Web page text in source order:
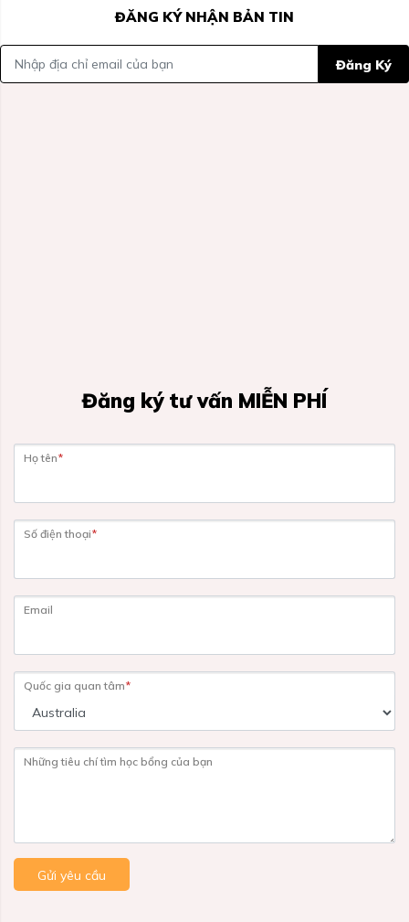
ĐĂNG KÝ NHẬN BẢN TIN
Đăng Ký
Đăng ký tư vấn MIỄN PHÍ
Họ tên*
Số điện thoại*
Email
Quốc gia quan tâm*
Những tiêu chí tìm học bổng của bạn
Gửi yêu cầu